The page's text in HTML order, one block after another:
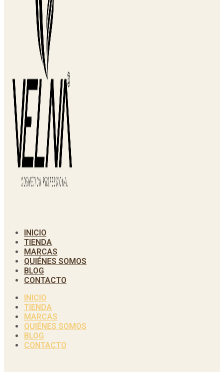
INICIO
TIENDA
MARCAS
QUIÉNES SOMOS
BLOG
CONTACTO
INICIO
TIENDA
MARCAS
QUIÉNES SOMOS
BLOG
CONTACTO